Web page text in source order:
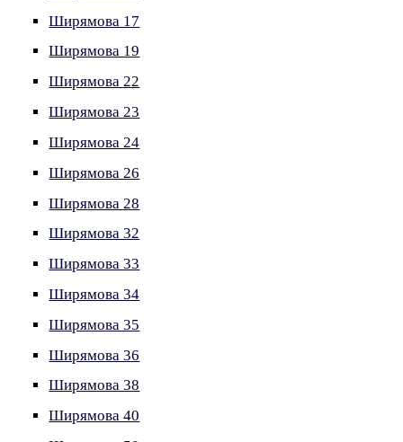
Ширямова 17
Ширямова 19
Ширямова 22
Ширямова 23
Ширямова 24
Ширямова 26
Ширямова 28
Ширямова 32
Ширямова 33
Ширямова 34
Ширямова 35
Ширямова 36
Ширямова 38
Ширямова 40